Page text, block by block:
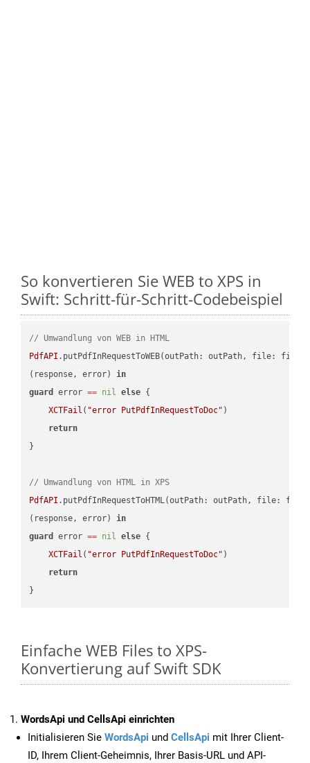
So konvertieren Sie WEB to XPS in
Swift: Schritt-für-Schritt-Codebeispiel
// Umwandlung von WEB in HTML
PdfAPI .putPdfInRequestToWEB(outPath: outPath, file: file.
(response, error) in
guard
error == nil else {
XCTFail ( "error PutPdfInRequestToDoc" )
return
}
// Umwandlung von HTML in XPS
PdfAPI .putPdfInRequestToHTML(outPath: outPath, file: file.
(response, error) in
guard
error == nil else {
XCTFail ( "error PutPdfInRequestToDoc" )
return
Einfache WEB Files to XPS-
Konvertierung auf Swift SDK
WordsApi und CellsApi einrichten
Initialisieren Sie WordsApi und CellsApi mit Ihrer Client-
ID, Ihrem Client-Geheimnis, Ihrer Basis-URL und API-